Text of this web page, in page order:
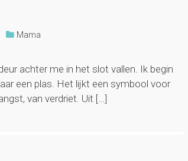
Mama
achter me in het slot vallen. Ik begin
een plas. Het lijkt een symbool voor
van verdriet. Uit […]